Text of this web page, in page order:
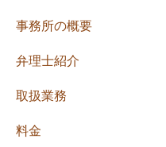
事務所の概要
弁理士紹介
取扱業務
料金